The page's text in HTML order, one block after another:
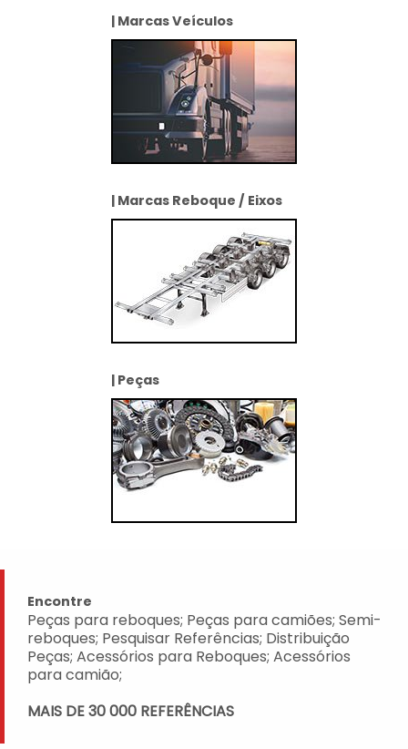
| Marcas Veículos
| Marcas Reboque / Eixos
| Peças
Encontre
Peças para reboques; Peças para camiões; Semi-
reboques; Pesquisar Referências; Distribuição
Peças; Acessórios para Reboques; Acessórios
para camião;
MAIS DE 30 000 REFERÊNCIAS